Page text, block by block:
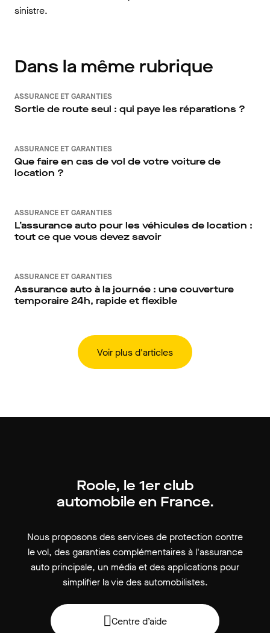
sinistre.
Dans la même rubrique
ASSURANCE ET GARANTIES
Sortie de route seul : qui paye les réparations ?
ASSURANCE ET GARANTIES
Que faire en cas de vol de votre voiture de
location ?
ASSURANCE ET GARANTIES
L’assurance auto pour les véhicules de location :
tout ce que vous devez savoir
ASSURANCE ET GARANTIES
Assurance auto à la journée : une couverture
temporaire 24h, rapide et flexible
Voir plus d'articles
Roole, le 1er club
automobile en France.
Nous proposons des services de protection contre
le vol, des garanties complémentaires à l'assurance
auto principale, un média et des applications pour
simplifier la vie des automobilistes.
Centre d’aide